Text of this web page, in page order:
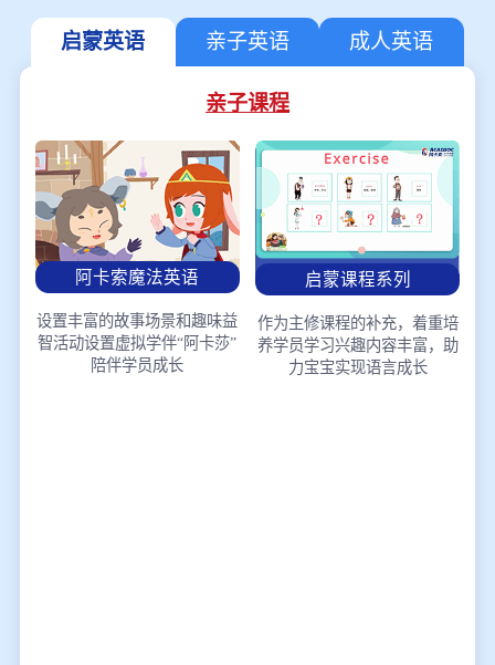
启蒙英语 亲子英语 成人英语
亲子课程
阿卡索魔法英语
设置丰富的故事场景和趣味益
智活动设置虚拟学伴“阿卡莎”
陪伴学员成长
启蒙课程系列
作为主修课程的补充，着重培
养学员学习兴趣内容丰富，助
力宝宝实现语言成长